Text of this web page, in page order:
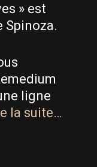
» est
Spinoza.
ligne
la suite…